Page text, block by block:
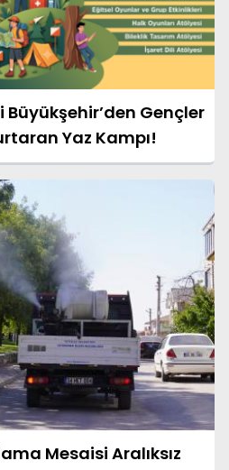
Büyükşehir’den Gençler
Yaz Kampı!
Mesaisi Aralıksız